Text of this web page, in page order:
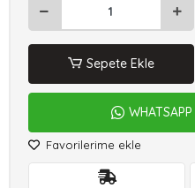
Sepete Ekle
Favorilerime ekle